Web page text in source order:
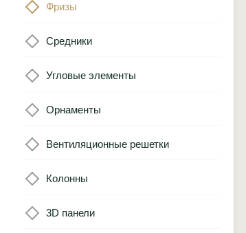
Фризы
Средники
Угловые элементы
Орнаменты
Вентиляционные решетки
Колонны
3D панели